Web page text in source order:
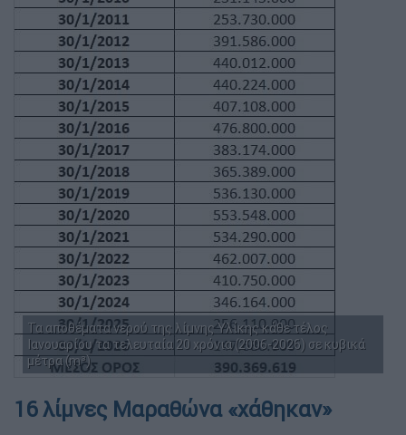
Τα αποθέματα νερού της λίμνης Υλίκης κάθε τέλος
Ιανουαρίου τα τελευταία 20 χρόνια (2006-2026) σε κυβικά
μέτρα (m³)
16 λίμνες Μαραθώνα «χάθηκαν»